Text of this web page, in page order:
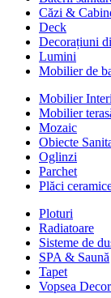
Căzi &
Deck
Decorațiuni
Lumini
Mobilier de
Mobilier
Mobilier
Mozaic
Obiecte
Oglinzi
Parchet
Plăci
Ploturi
Radiatoare
Sisteme de
SPA & Saună
Tapet
Vopsea